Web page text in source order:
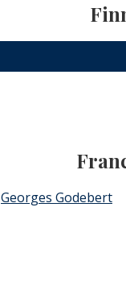
Georges Godebert